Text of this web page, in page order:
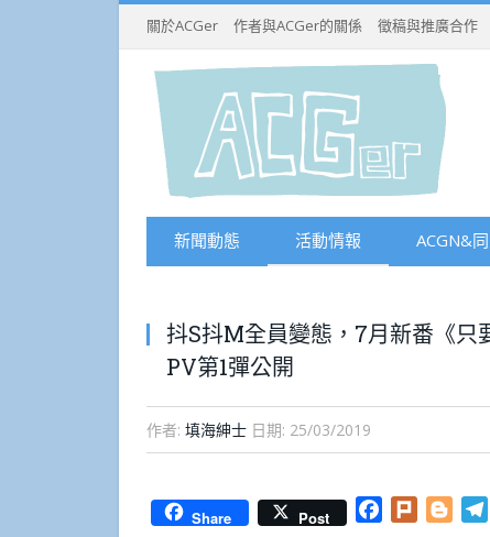
關於ACGer 作者與ACGer的關係 徵稿與推廣合作
新聞動態 活動情報 ACGN&
抖S抖M全員變態，7月新番《只
PV第1彈公開
作者: 填海紳士 日期: 25/03/2019
Share Post Facebook
Plurk